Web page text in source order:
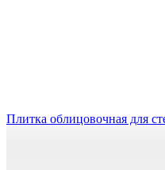
Плитка облицовочная для